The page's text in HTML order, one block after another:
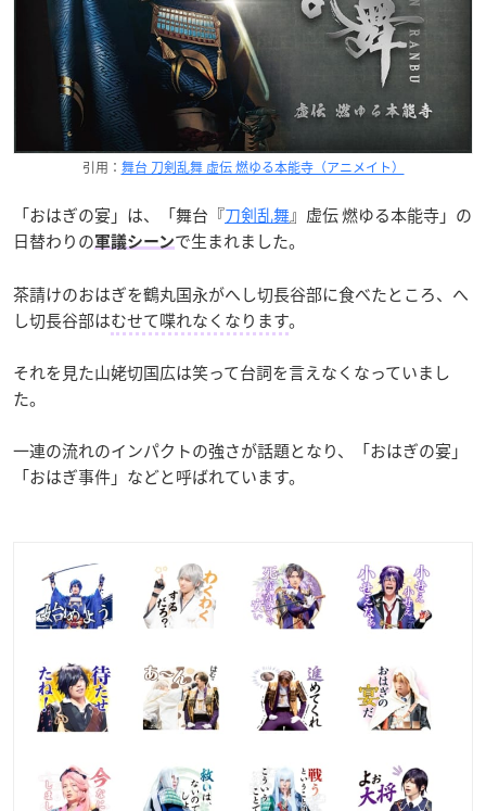
引用： 舞台 刀剣乱舞 虚伝 燃ゆる本能寺（アニメイト）
「おはぎの宴」は、「舞台『刀剣乱舞』虚伝 燃ゆる本能寺」の
日替わりの軍議シーンで生まれました。
茶請けのおはぎを鶴丸国永がへし切長谷部に食べたところ、へ
し切長谷部はむせて喋れなくなります。
それを見た山姥切国広は笑って台詞を言えなくなっていまし
た。
一連の流れのインパクトの強さが話題となり、「おはぎの宴」
「おはぎ事件」などと呼ばれています。